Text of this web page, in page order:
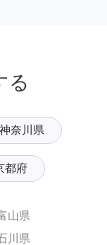
る
神奈川県
都府
山県
川県